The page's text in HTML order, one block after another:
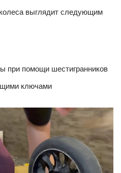
выглядит следующим
при помощи шестигранников
ключами